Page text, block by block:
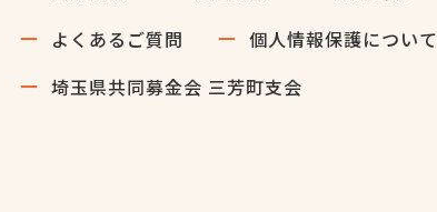
よくあるご質問
個人情報保護について
埼玉県共同募金会 三芳町支会